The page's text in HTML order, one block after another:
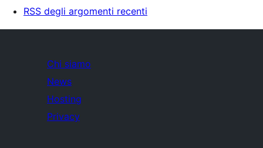
RSS degli argomenti recenti
Chi siamo
News
Hosting
Privacy